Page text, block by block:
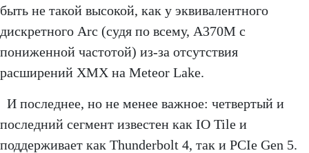
быть не такой высокой, как у эквивалентного
дискретного Arc (судя по всему, A370M с
пониженной частотой) из-за отсутствия
расширений XMX на Meteor Lake.
И последнее, но не менее важное: четвертый и
последний сегмент известен как IO Tile и
поддерживает как Thunderbolt 4, так и PCIe Gen 5.